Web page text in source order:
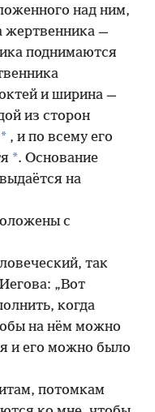
над ним,
жертвенника —
поднимаются
и ширина —
из сторон
* , и по всему его
*. Основание
на
с
так
„Вот
когда
на нём можно
и его можно было
потомкам